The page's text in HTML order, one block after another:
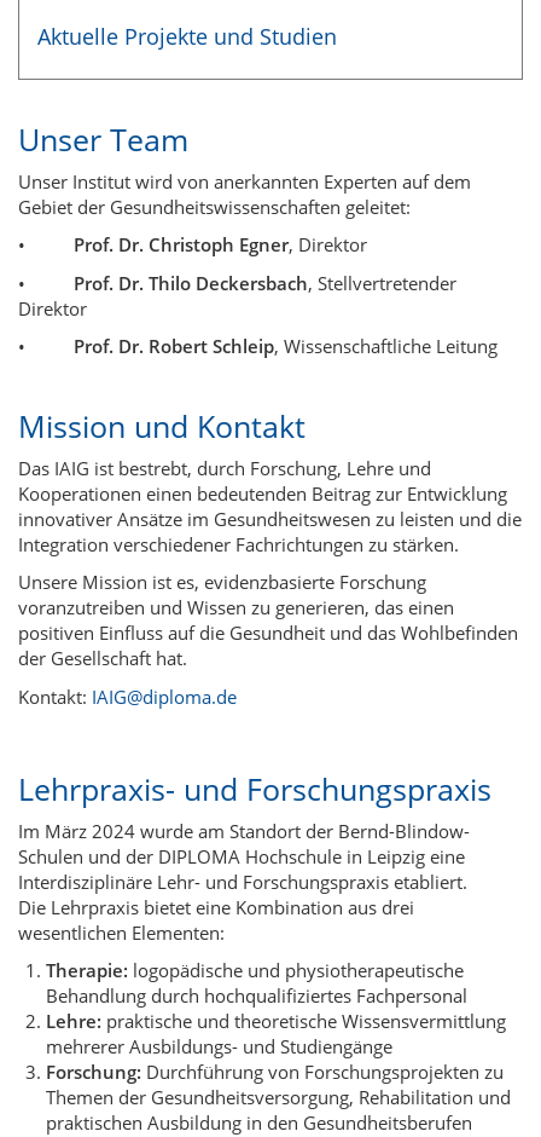
Aktuelle Projekte und Studien
Unser Team
Unser Institut wird von anerkannten Experten auf dem
Gebiet der Gesundheitswissenschaften geleitet:
• Prof. Dr. Christoph Egner, Direktor
• Prof. Dr. Thilo Deckersbach, Stellvertretender
Direktor
• Prof. Dr. Robert Schleip, Wissenschaftliche Leitung
Mission und Kontakt
Das IAIG ist bestrebt, durch Forschung, Lehre und
Kooperationen einen bedeutenden Beitrag zur Entwicklung
innovativer Ansätze im Gesundheitswesen zu leisten und die
Integration verschiedener Fachrichtungen zu stärken.
Unsere Mission ist es, evidenzbasierte Forschung
voranzutreiben und Wissen zu generieren, das einen
positiven Einfluss auf die Gesundheit und das Wohlbefinden
der Gesellschaft hat.
Kontakt: IAIG@diploma.de
Lehrpraxis- und Forschungspraxis
Im März 2024 wurde am Standort der Bernd-Blindow-
Schulen und der DIPLOMA Hochschule in Leipzig eine
Interdisziplinäre Lehr- und Forschungspraxis etabliert.
Die Lehrpraxis bietet eine Kombination aus drei
wesentlichen Elementen:
Therapie: logopädische und physiotherapeutische
Behandlung durch hochqualifiziertes Fachpersonal
Lehre: praktische und theoretische Wissensvermittlung
mehrerer Ausbildungs- und Studiengänge
Forschung: Durchführung von Forschungsprojekten zu
Themen der Gesundheitsversorgung, Rehabilitation und
praktischen Ausbildung in den Gesundheitsberufen